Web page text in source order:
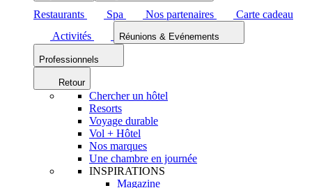
Restaurants
Spa Nos partenaires
Carte cadeau
Activités
Réunions & Evénements
Professionnels
Retour
Chercher un hôtel
Resorts
Voyage durable
Vol + Hôtel
Nos marques
Une chambre en journée
INSPIRATIONS
Magazine